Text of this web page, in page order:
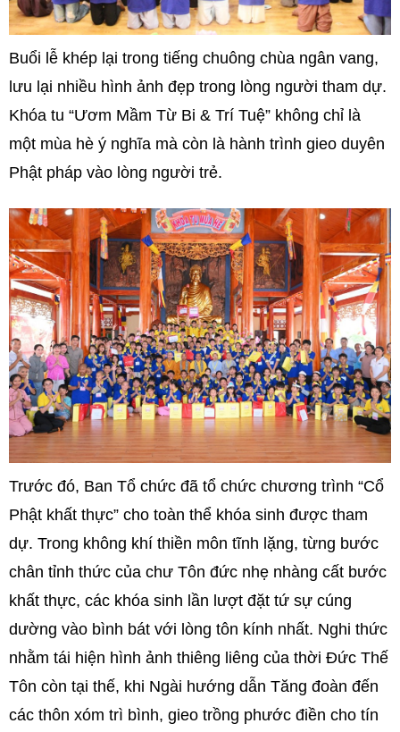
Buổi lễ khép lại trong tiếng chuông chùa ngân vang,
lưu lại nhiều hình ảnh đẹp trong lòng người tham dự.
Khóa tu “Ươm Mầm Từ Bi & Trí Tuệ” không chỉ là
một mùa hè ý nghĩa mà còn là hành trình gieo duyên
Phật pháp vào lòng người trẻ.
Trước đó, Ban Tổ chức đã tổ chức chương trình “Cổ
Phật khất thực” cho toàn thể khóa sinh được tham
dự. Trong không khí thiền môn tĩnh lặng, từng bước
chân tỉnh thức của chư Tôn đức nhẹ nhàng cất bước
khất thực, các khóa sinh lần lượt đặt tứ sự cúng
dường vào bình bát với lòng tôn kính nhất. Nghi thức
nhằm tái hiện hình ảnh thiêng liêng của thời Đức Thế
Tôn còn tại thế, khi Ngài hướng dẫn Tăng đoàn đến
các thôn xóm trì bình, gieo trồng phước điền cho tín